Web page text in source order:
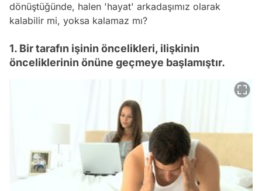
dönüştüğünde, halen 'hayat' arkadaşımız olarak
kalabilir mi, yoksa kalamaz mı?
1. Bir tarafın işinin öncelikleri, ilişkinin
önceliklerinin önüne geçmeye başlamıştır.